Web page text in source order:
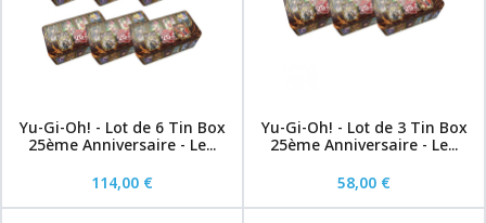
Yu-Gi-Oh! - Lot de 6 Tin Box
25ème Anniversaire - Le...
114,00 €
Yu-Gi-Oh! - Lot de 3 Tin Box
25ème Anniversaire - Le...
58,00 €